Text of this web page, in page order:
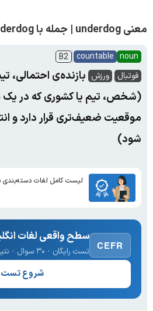
معنی underdog | جمله با underdog
noun
countable
B2
فوتبال
ورزش بازنده‌ی احتمالی،
(شخص، تیم یا کشوری که در یک
موقعیت ضعیف‌تری قرار دارد و
شود)
لیست کامل لغات دسته‌بندی
CEFR
سطح واقعی لغات
تست رایگان · ۳۰ سوال · نتیجه فوری
شروع تست